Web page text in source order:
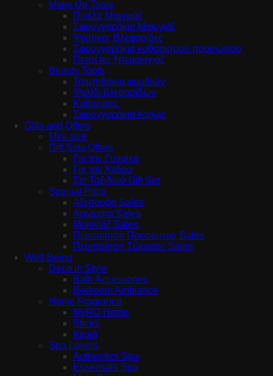
Make Up Tools
Πινέλα Μακιγιάζ
Σφουγγαράκια Μακιγιάζ
Ψεύτικες Βλεφαρίδες
Σφουγγαράκια καθαρισμού προσώπου
Πετσέτες Ντεμακιγιάζ
Beauty Tools
Τσιμπιδάκια φρυδιών
Ψαλίδι βλεφαρίδων
Καθρέφτες
Σφουγγαράκια konjac
Gifts and Offers
Mini size
Gift Sets Offers
Για την Γυναίκα
Για τον Άνδρα
Σετ Ταξιδιού Gift Set
Special Price
Αξεσουάρ Sales
Αρώματα Sales
Μακιγιάζ Sales
Περιποίηση Προσώπου Sales
Περιποίηση Σώματος Sales
Well-Being
Deco in Style
Bath Accessories
Bedroom Ambiance
Home Fragrance
MyRO Home
Sticks
Κεριά
Spa Lovers
Authentics Spa
Essentials Spa